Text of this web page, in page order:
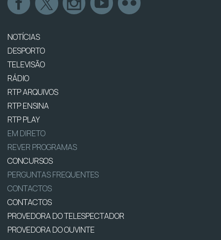
NOTÍCIAS
DESPORTO
TELEVISÃO
RÁDIO
RTP ARQUIVOS
RTP ENSINA
RTP PLAY
EM DIRETO
REVER PROGRAMAS
CONCURSOS
PERGUNTAS FREQUENTES
CONTACTOS
CONTACTOS
PROVEDORA DO TELESPECTADOR
PROVEDORA DO OUVINTE